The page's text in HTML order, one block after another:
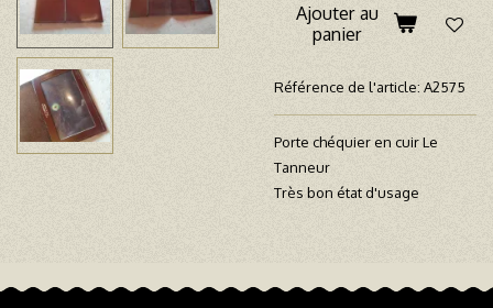
Ajouter au
panier
Référence de l'article: A2575
Porte chéquier en cuir Le
Tanneur
Très bon état d'usage